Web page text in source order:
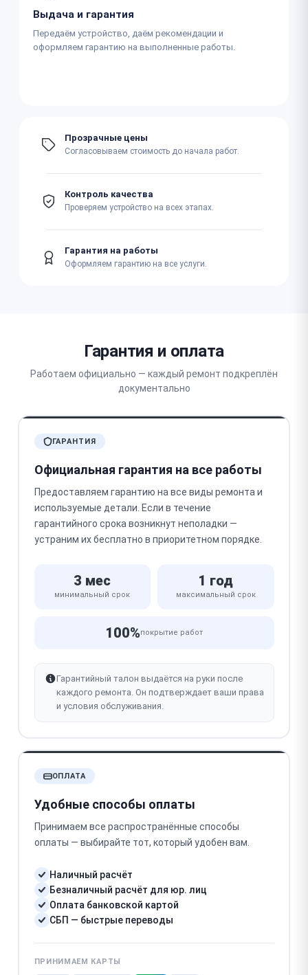
Выдача и гарантия
Передаём устройство, даём рекомендации и
оформляем гарантию на выполненные работы.
Прозрачные цены
Согласовываем стоимость до начала работ.
Контроль качества
Проверяем устройство на всех этапах.
Гарантия на работы
Оформляем гарантию на все услуги.
Гарантия и оплата
Работаем официально — каждый ремонт подкреплён
документально
ГАРАНТИЯ
Официальная гарантия на все работы
Предоставляем гарантию на все виды ремонта и
используемые детали. Если в течение
гарантийного срока возникнут неполадки —
устраним их бесплатно в приоритетном порядке.
3 мес
минимальный срок
1 год
максимальный срок
100%покрытие работ
Гарантийный талон выдаётся на руки после
каждого ремонта. Он подтверждает ваши права
и условия обслуживания.
ОПЛАТА
Удобные способы оплаты
Принимаем все распространённые способы
оплаты — выбирайте тот, который удобен вам.
Наличный расчёт
Безналичный расчёт для юр. лиц
Оплата банковской картой
СБП — быстрые переводы
ПРИНИМАЕМ КАРТЫ